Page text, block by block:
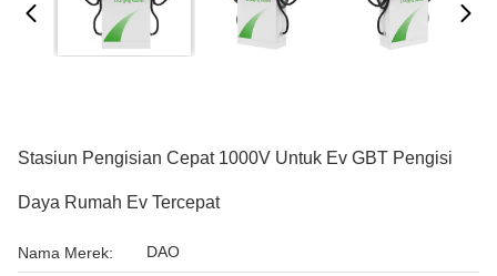
Stasiun Pengisian Cepat 1000V Untuk Ev GBT Pengisi
Daya Rumah Ev Tercepat
Nama Merek: DAO